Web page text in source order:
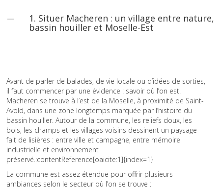
1. Situer Macheren : un village entre nature,
bassin houiller et Moselle-Est
Avant de parler de balades, de vie locale ou d’idées de sorties,
il faut commencer par une évidence : savoir où l’on est.
Macheren se trouve à l’est de la Moselle, à proximité de Saint-
Avold, dans une zone longtemps marquée par l’histoire du
bassin houiller. Autour de la commune, les reliefs doux, les
bois, les champs et les villages voisins dessinent un paysage
fait de lisières : entre ville et campagne, entre mémoire
industrielle et environnement
préservé.:contentReference[oaicite:1]{index=1}
La commune est assez étendue pour offrir plusieurs
ambiances selon le secteur où l’on se trouve :